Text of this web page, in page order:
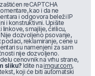
reCAPTCHA
kao i da ne
i odgovora beleži IP
i konstruktivni. Upišite
smajlije, ćirilicu,
dozvoljeno psovanje,
podaci, reklamiranje, cene u
su namenjeni za sam
nije dozvoljeno.
cenovnik na vrhu strane,
sliku? Idite na imgur.com,
koji će biti automatski